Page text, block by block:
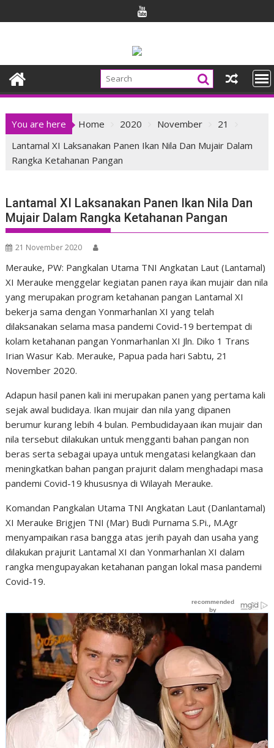
to
You are here Home 2020 November
21
Lantamal XI Laksanakan Panen Ikan Nila Dan Mujair Dalam
Rangka Ketahanan Pangan
Lantamal XI Laksanakan Panen Ikan Nila Dan
Mujair Dalam Rangka Ketahanan Pangan
21 November 2020
Merauke, PW: Pangkalan Utama TNI Angkatan Laut (Lantamal)
XI Merauke menggelar kegiatan panen raya ikan mujair dan nila
yang merupakan program ketahanan pangan Lantamal XI
bekerja sama dengan Yonmarhanlan XI yang telah
dilaksanakan selama masa pandemi Covid-19 bertempat di
kolam ketahanan pangan Yonmarhanlan XI Jln. Diko 1 Trans
Irian Wasur Kab. Merauke, Papua pada hari Sabtu, 21
November 2020.
Adapun hasil panen kali ini merupakan panen yang pertama kali
sejak awal budidaya. Ikan mujair dan nila yang dipanen
berumur kurang lebih 4 bulan. Pembudidayaan ikan mujair dan
nila tersebut dilakukan untuk mengganti bahan pangan non
beras serta sebagai upaya untuk mengatasi kelangkaan dan
meningkatkan bahan pangan prajurit dalam menghadapi masa
pandemi Covid-19 khususnya di Wilayah Merauke.
Komandan Pangkalan Utama TNI Angkatan Laut (Danlantamal)
XI Merauke Brigjen TNI (Mar) Budi Purnama S.Pi., M.Agr
menyampaikan rasa bangga atas jerih payah dan usaha yang
dilakukan prajurit Lantamal XI dan Yonmarhanlan XI dalam
rangka mengupayakan ketahanan pangan lokal masa pandemi
Covid-19.